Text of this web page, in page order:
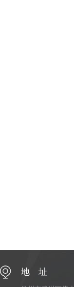
地 址